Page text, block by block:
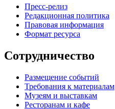
Пресс-релиз
Редакционная политика
Правовая информация
Формат ресурса
Сотрудничество
Размещение событий
Требования к материалам
Музеям и выставкам
Ресторанам и кафе